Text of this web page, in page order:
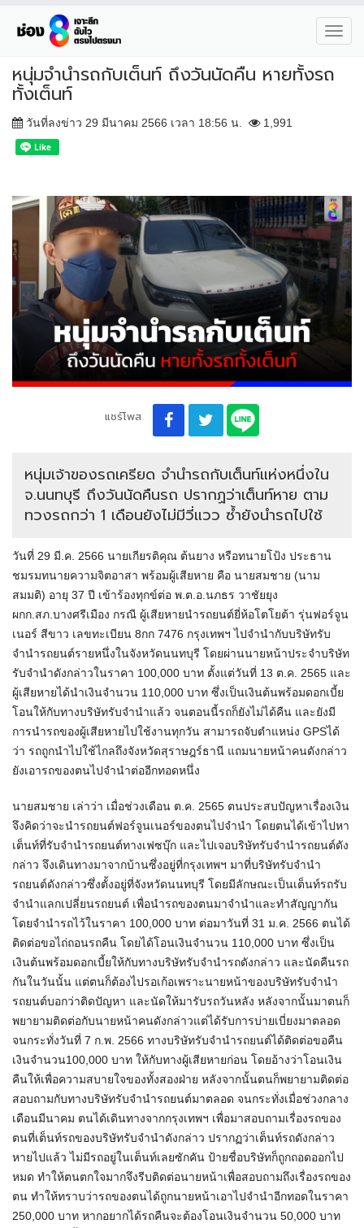
หนุ่มจำนำรถกับเต็นท์ ถึงวันนัดคืน หายทั้งรถ
ทั้งเต็นท์
วันที่ลงข่าว 29 มีนาคม 2566 เวลา 18:56 น. 1,991
แชร์โพส
หนุ่มเจ้าของรถเครียด จำนำรถกับเต็นท์แห่งหนึ่งใน
จ.นนทบุรี ถึงวันนัดคืนรถ ปรากฏว่าเต็นท์หาย ตาม
ทวงรถกว่า 1 เดือนยังไม่มีวี่แวว ซ้ำยังนำรถไปใช้
วันที่ 29 มี.ค. 2566 นายเกียรติคุณ ต้นยาง หรือทนายโป้ง ประธาน
ชมรมทนายความจิตอาสา พร้อมผู้เสียหาย คือ นายสมชาย (นาม
สมมติ) อายุ 37 ปี เข้าร้องทุกข์ต่อ พ.ต.อ.นภธร วาชัยยุง
ผกก.สภ.บางศรีเมือง กรณี ผู้เสียหายนำรถยนต์ยี่ห้อโตโยต้า รุ่นฟอร์จูน
เนอร์ สีขาว เลขทะเบียน 8กก 7476 กรุงเทพฯ ไปจำนำกับบริษัทรับ
จำนำรถยนต์รายหนึ่งในจังหวัดนนทบุรี โดยผ่านนายหน้าประจำบริษัท
รับจำนำดังกล่าวในราคา 100,000 บาท ตั้งแต่วันที่ 13 ต.ค. 2565 และ
ผู้เสียหายได้นำเงินจำนวน 110,000 บาท ซึ่งเป็นเงินต้นพร้อมดอกเบี้ย
โอนให้กับทางบริษัทรับจำนำแล้ว จนตอนนี้รถก็ยังไม่ได้คืน และยังมี
การนำรถของผู้เสียหายไปใช้งานทุกวัน สามารถจับตำแหน่ง GPSได้
ว่า รถถูกนำไปใช้ไกลถึงจังหวัดสุราษฎร์ธานี แถมนายหน้าคนดังกล่าว
ยังเอารถของตนไปจำนำต่ออีกทอดหนึ่ง
นายสมชาย เล่าว่า เมื่อช่วงเดือน ต.ค. 2565 ตนประสบปัญหาเรื่องเงิน
จึงคิดว่าจะนำรถยนต์ฟอร์จูนเนอร์ของตนไปจำนำ โดยตนได้เข้าไปหา
เต็นท์ที่รับจำนำรถยนต์ทางเฟซบุ๊ก และไปเจอบริษัทรับจำนำรถยนต์ดัง
กล่าว จึงเดินทางมาจากบ้านซึ่งอยู่ที่กรุงเทพฯ มาที่บริษัทรับจำนำ
รถยนต์ดังกล่าวซึ่งตั้งอยู่ที่จังหวัดนนทบุรี โดยมีลักษณะเป็นเต็นท์รถรับ
จำนำแลกเปลี่ยนรถยนต์ เพื่อนำรถของตนมาจำนำและทำสัญญากัน
โดยจำนำรถไว้ในราคา 100,000 บาท ต่อมาวันที่ 31 ม.ค. 2566 ตนได้
ติดต่อขอไถ่ถอนรถคืน โดยได้โอนเงินจำนวน 110,000 บาท ซึ่งเป็น
เงินต้นพร้อมดอกเบี้ยให้กับทางบริษัทรับจำนำรถดังกล่าว และนัดคืนรถ
กันในวันนั้น แต่ตนก็ต้องไปรอเก้อเพราะนายหน้าของบริษัทรับจำนำ
รถยนต์บอกว่าติดปัญหา และนัดให้มารับรถวันหลัง หลังจากนั้นมาตนก็
พยายามติดต่อกับนายหน้าคนดังกล่าวแต่ได้รับการบ่ายเบี่ยงมาตลอด
จนกระทั่งวันที่ 7 ก.พ. 2566 ทางบริษัทรับจำนำรถยนต์ได้ติดต่อขอคืน
เงินจำนวน100,000 บาท ให้กับทางผู้เสียหายก่อน โดยอ้างว่าโอนเงิน
คืนให้เพื่อความสบายใจของทั้งสองฝ่าย หลังจากนั้นตนก็พยายามติดต่อ
สอบถามกับทางบริษัทรับจำนำรถยนต์มาตลอด จนกระทั่งเมื่อช่วงกลาง
เดือนมีนาคม ตนได้เดินทางจากกรุงเทพฯ เพื่อมาสอบถามเรื่องรถของ
ตนที่เต็นท์รถของบริษัทรับจำนำดังกล่าว ปรากฏว่าเต็นท์รถดังกล่าว
หายไปแล้ว ไม่มีรถอยู่ในเต็นท์เลยซักคัน ป้ายชื่อบริษัทก็ถูกถอดออกไป
หมด ทำให้ตนตกใจมากจึงรีบติดต่อนายหน้าเพื่อสอบถามถึงเรื่องรถของ
ตน ทำให้ทราบว่ารถของตนได้ถูกนายหน้าเอาไปจำนำอีกทอดในราคา
250,000 บาท หากอยากได้รถคืนจะต้องโอนเงินจำนวน 50,000 บาท